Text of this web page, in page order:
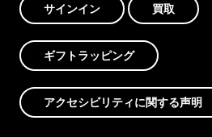
サインイン 買取
ギフトラッピング
アクセシビリティに関する声明